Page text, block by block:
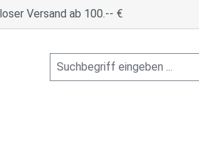
Versand ab 100.-- €